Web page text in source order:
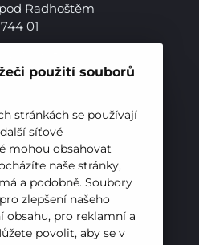
použití souborů
stránkách se používají
síťové
mohou obsahovat
naše stránky,
a podobně. Soubory
zlepšení našeho
obsahu, pro reklamní a
povolit, aby se v
Radhoštěm
744 01
bc5jrez
00576441
pod Radhoštěm je
zřizovanou
krajem